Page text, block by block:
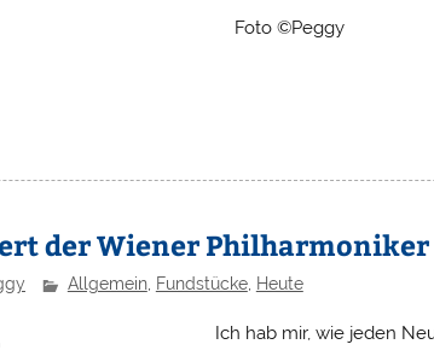
Foto ©Peggy
der Wiener Philharmoniker
Allgemein, Fundstücke, Heute
Ich hab mir, wie jeden